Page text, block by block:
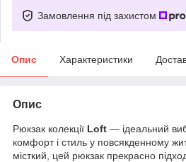
Замовлення під захистом
Опис Характеристики
Опис
Рюкзак колекції Loft — ідеальний
комфорт і стиль у повсякденному
місткий, цей рюкзак прекрасно